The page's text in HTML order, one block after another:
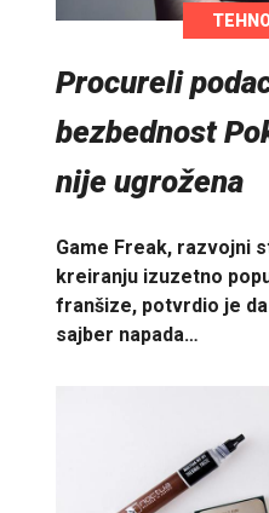
Procureli
bezbednost
nije ugrožena
Game Freak, razvojni
kreiranju izuzetno
franšize, potvrdio je
sajber napada…